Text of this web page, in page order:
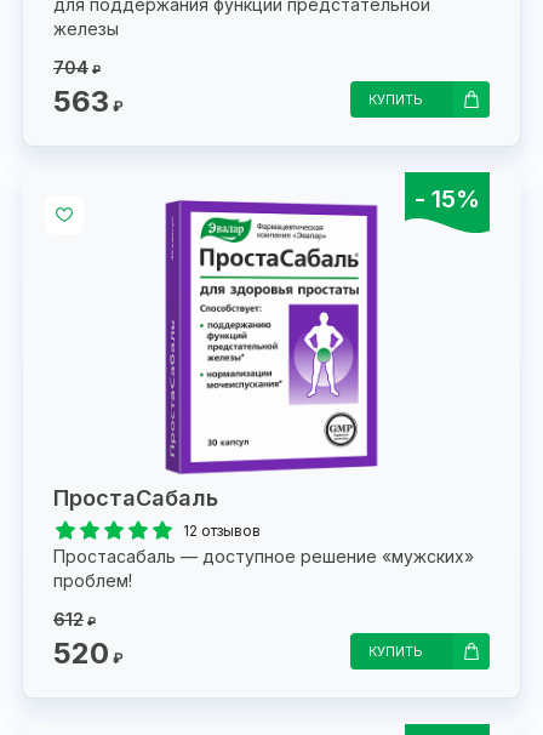
для поддержания функции предстательной
железы
704 ₽
563 ₽ КУПИТЬ
- 15%
ПростаСабаль
12 отзывов
Простасабаль — доступное решение «мужских»
проблем!
612 ₽
520 ₽ КУПИТЬ